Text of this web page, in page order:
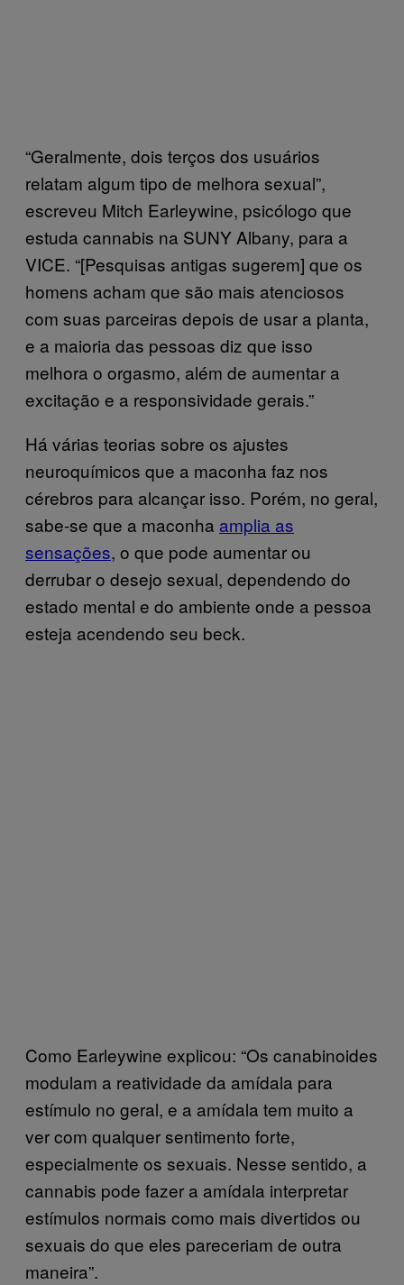
“Geralmente, dois terços dos usuários
relatam algum tipo de melhora sexual”,
escreveu Mitch Earleywine, psicólogo que
estuda cannabis na SUNY Albany, para a
VICE. “[Pesquisas antigas sugerem] que os
homens acham que são mais atenciosos
com suas parceiras depois de usar a planta,
e a maioria das pessoas diz que isso
melhora o orgasmo, além de aumentar a
excitação e a responsividade gerais.”
Há várias teorias sobre os ajustes
neuroquímicos que a maconha faz nos
cérebros para alcançar isso. Porém, no geral,
sabe-se que a maconha amplia as
sensações, o que pode aumentar ou
derrubar o desejo sexual, dependendo do
estado mental e do ambiente onde a pessoa
esteja acendendo seu beck.
Como Earleywine explicou: “Os canabinoides
modulam a reatividade da amídala para
estímulo no geral, e a amídala tem muito a
ver com qualquer sentimento forte,
especialmente os sexuais. Nesse sentido, a
cannabis pode fazer a amídala interpretar
estímulos normais como mais divertidos ou
sexuais do que eles pareceriam de outra
maneira”.